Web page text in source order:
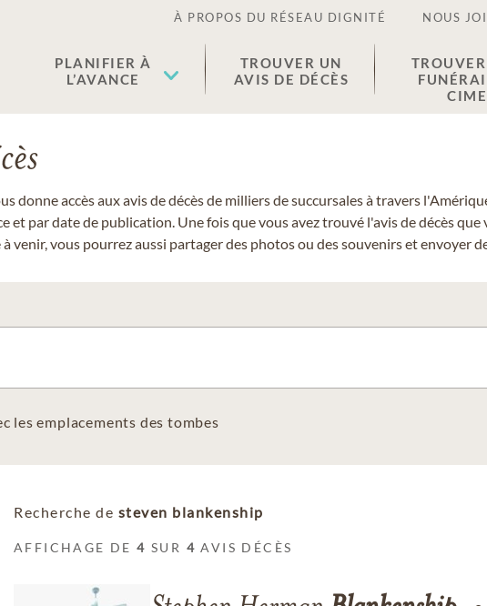
À PROPOS DU RÉSEAU DIGNITÉ NOUS
PLANIFIER À
L’AVANCE
TROUVER UN
AVIS DE DÉCÈS
donne accès aux avis de décès de milliers de succursales à travers
et par date de publication. Une fois que vous avez trouvé l'avis de décès
vous pourrez aussi partager des photos ou des souvenirs et envoyer
les emplacements des tombes
Recherche de steven blankenship
AFFICHAGE DE4 SUR 4 AVIS DÉCÈS